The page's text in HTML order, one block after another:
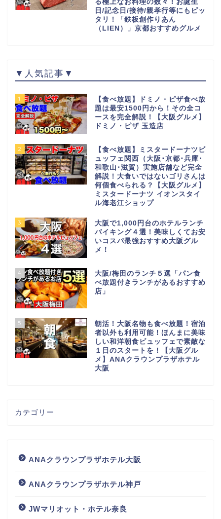
る極上なお料理の数々！お誕生
日/記念日/接待/親孝行等にもピッ
タリ！「鉄板創作りあん
（LIEN）」京都おすすめグルメ
▼人気記事▼
1
【食べ放題】ドミノ・ピザ食べ放
題は最安1500円から！その全コ
ースを完全解説！【大阪グルメ】
ドミノ・ピザ 玉造店
2
【食べ放題】ミスタードーナツビ
ュッフェ関西（大阪･京都･兵庫･
和歌山･滋賀）実施店舗など完全
解説！大食いではないゴリさんは
何個食べられる？【大阪グルメ】
ミスタードーナツ イオンスタイ
ル海老江ショップ
3
大阪で1,000円台のホテルランチ
バイキング４選！美味しくてお安
いコスパ最強おすすめ大阪グル
メ！
4
大阪/梅田のランチ５選「パン食
べ放題付きランチがあるおすすめ
店」
5
朝活！大阪名物も食べ放題！宿泊
者以外も利用可能！ほんまに美味
しい和洋朝食ビュッフェで素敵な
１日のスタートを！【大阪グル
メ】ANAクラウンプラザホテル
大阪
カテゴリー
ANAクラウンプラザホテル大阪
ANAクラウンプラザホテル神戸
JWマリオット・ホテル奈良